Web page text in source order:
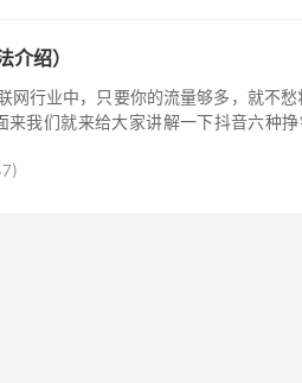
绍）
网行业中，只要你的流量够多，就不
我们就来给大家讲解一下抖音六种挣